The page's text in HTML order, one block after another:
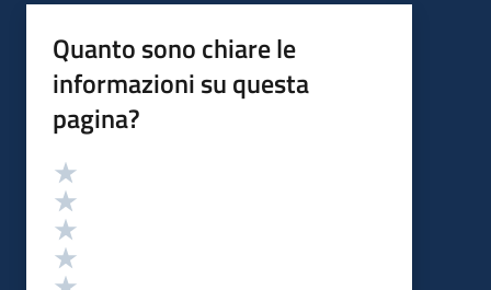
Quanto sono chiare le
informazioni su questa
pagina?
Valutazione